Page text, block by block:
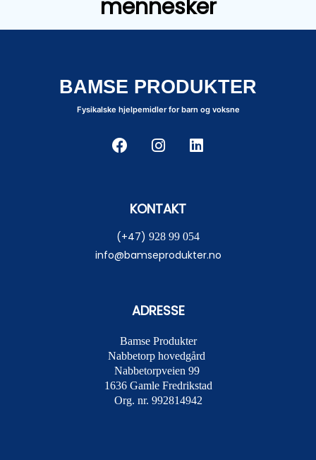
mennesker
BAMSE PRODUKTER
Fysikalske hjelpemidler for barn og voksne
KONTAKT
(+47) 928 99 054
info@bamseprodukter.no
ADRESSE
Bamse Produkter
Nabbetorp hovedgård
Nabbetorpveien 99
1636 Gamle Fredrikstad
Org. nr. 992814942